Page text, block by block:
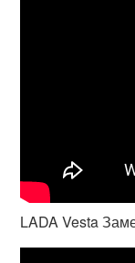
LADA Vesta